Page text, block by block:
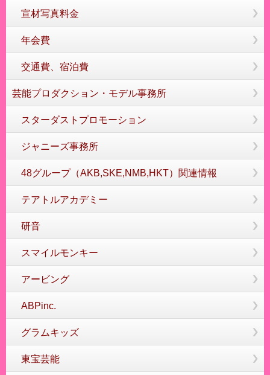
宣材写真料金
年会費
交通費、宿泊費
芸能プロダクション・モデル事務所
スターダストプロモーション
ジャニーズ事務所
48グループ（AKB,SKE,NMB,HKT）関連情報
テアトルアカデミー
研音
スマイルモンキー
アービング
ABPinc.
グラムキッズ
東宝芸能